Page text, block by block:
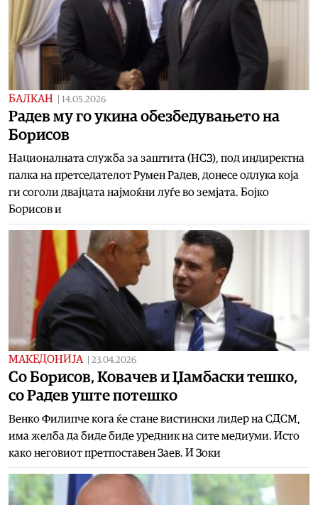
БАЛКАН 14.05.2026
Радев му го укина обезбедувањето на
Борисов
Националната служба за заштита (НСЗ), под индиректна
палка на претседателот Румен Радев, донесе одлука која
ги соголи двајцата најмоќни луѓе во земјата. Бојко
Борисов и
МАКЕДОНИЈА 23.04.2026
Со Борисов, Ковачев и Џамбаски тешко,
со Радев уште потешко
Венко Филипче кога ќе стане вистински лидер на СДСМ,
има желба да биде биде уредник на сите медиуми. Исто
како неговиот претпоставен Заев. И Зоки